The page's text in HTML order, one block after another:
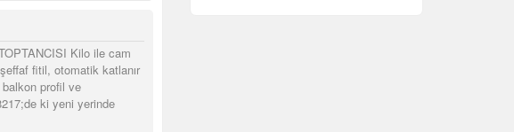
Kilo ile cam
fitil, otomatik katlanır
profil ve
ki yeni yerinde